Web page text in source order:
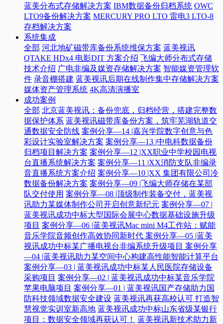
蓝美分布式存储解决方案 IBM数据备份归档系统 OWC
LTO9备份解决方案 MERCURY PRO LTO 雷电3 LTO-8
存档解决方案
系统集成
全部 河北地矿磁带库备份系统维保方案 蓝美视讯
QTAKE HDx4 电影DIT 方案介绍 飞编大师分布式存储
技术介绍 广电非编及媒资存储解决方案 智能媒资管理软
件 录音棚搭建 蓝美视讯后期在线制作集中存储解决方案
媒体资产管理系统 4K高清演播室
成功案例
全部 北京蓝美视讯：备份兜底，归档经营，搭建完整数
据保护体系 蓝美视讯磁带库备份方案，筑牢芜湖轨道交
通数据安全防线 案例分享—14 |嘉兴学院数字创意与色
彩设计实验室解决方案 案例分享—13 |中电科数据备份
归档项目解决方案 案例分享—12 |XX职业中学校园电视
台直播系统解决方案 案例分享—11 |XX消防支队非编录
音直播系统方案介绍 案例分享—10 |XX 集团有限公司冷
数据备份解决方案 案例分享—09 |飞编大师存储在某部
队交付使用 案例分享—08 |顶级制作装备交付，蓝美视
讯助力某媒体制作公司开启创意新纪元 案例分享—07 |
蓝美视讯成功中标大型国际会展中心数据基础设施升级
项目 案例分享—06 |蓝美视讯Mac mini M4工作站：赋能
音乐学院音频创作高效协同新时代​ 案例分享—05 |蓝美
视讯成功中标某广播电视台非编系统升级项目​ 案例分享
—04 |蓝美视讯助力某空间中心构建高性能智能计算平台​
案例分享—03 | 蓝美视讯成功中标某人民医院存储设备
采购项目 案例分享—02 | 蓝美视讯成功中标某音乐学院
苹果电脑项目 案例分享—01 | 蓝美视讯国产存储助力国
防科技领域数据安全建设 蓝美视讯再获高校认可 打造智
慧视觉实训室新高地 蓝美视讯成功中标山东省级某银行
项目：数据安全领域再获认可！
蓝美视讯新技术助力新